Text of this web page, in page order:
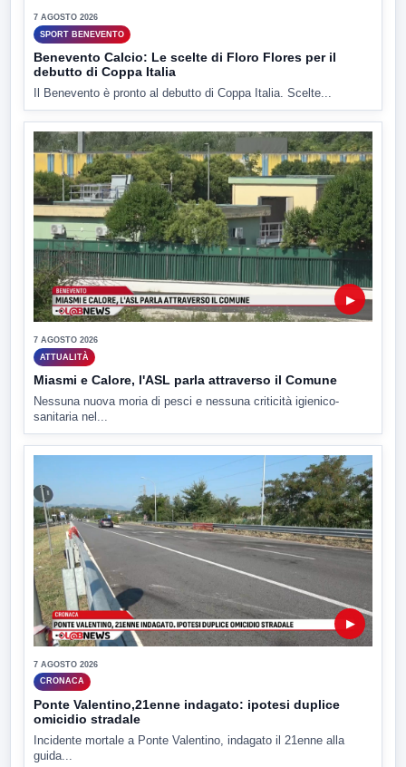
7 AGOSTO 2026
SPORT BENEVENTO
Benevento Calcio: Le scelte di Floro Flores per il
debutto di Coppa Italia
Il Benevento è pronto al debutto di Coppa Italia. Scelte...
▶
7 AGOSTO 2026
ATTUALITÀ
Miasmi e Calore, l'ASL parla attraverso il Comune
Nessuna nuova moria di pesci e nessuna criticità igienico-
sanitaria nel...
▶
7 AGOSTO 2026
CRONACA
Ponte Valentino,21enne indagato: ipotesi duplice
omicidio stradale
Incidente mortale a Ponte Valentino, indagato il 21enne alla
guida...